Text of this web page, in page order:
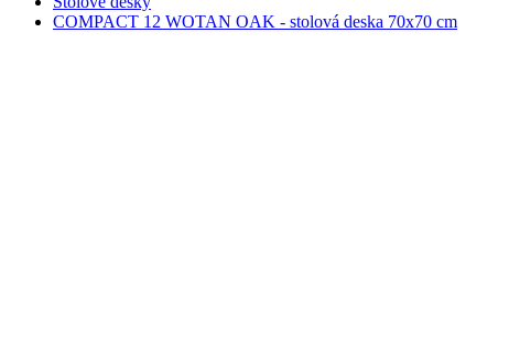
COMPACT 12 WOTAN OAK - stolová deska 70x70 cm